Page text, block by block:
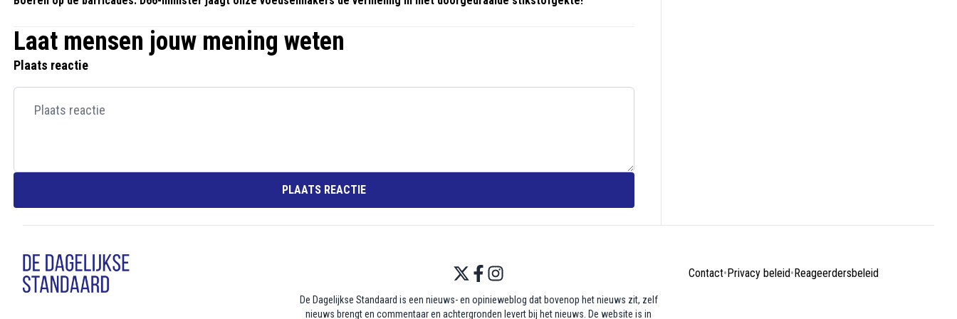
Laat mensen jouw mening weten
Plaats reactie
PLAATS REACTIE
Contact• Privacy beleid• Reageerdersbeleid
De Dagelijkse Standaard is een nieuws- en opinieweblog dat bovenop het nieuws zit, zelf
nieuws brengt en commentaar en achtergronden levert bij het nieuws. De website is in